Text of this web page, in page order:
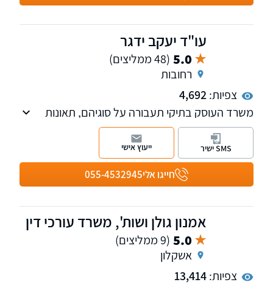
עו"ד יעקב ידגר
5.0 (48 ממליצים)
רחובות
צפיות:4,692
משרד העוסק בתיקי תעבורה על סוגיהם, תאונות
דרכים, תיקי מהירות, תיקי שכרות, עבירות תעבורה
על סוגיהן. עו"ד ידגר תפקד בעבר כבוחן וחוקר
תאונות דרכים באגף התנועה של משטרת ישראל
וכעד מומחה בתיקי חקירה ובבתי המשפט, לכן
נחשב כבעל ניסיון מקצועי רב בתחום חקר תאונות
חייגו אלי055-4532945
SMS ישיר ייעוץ אישי
אמנון גולן ושות', משרד עורכי דין
5.0 (9 ממליצים)
אשקלון
צפיות:13,414